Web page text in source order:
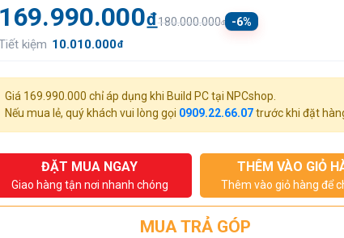
169.990.000đ180.000.000đ
-6%
kiệm 10.010.000đ
Giá 169.990.000 chỉ áp dụng khi Build PC tại NPCshop.
Nếu mua lẻ, quý khách vui lòng gọi 0909.22.66.07trước khi đặt
ĐẶT MUA NGAY
Giao hàng tận nơi nhanh chóng
THÊM VÀO GIỎ
Thêm vào giỏ hàng để
MUA TRẢ GÓP